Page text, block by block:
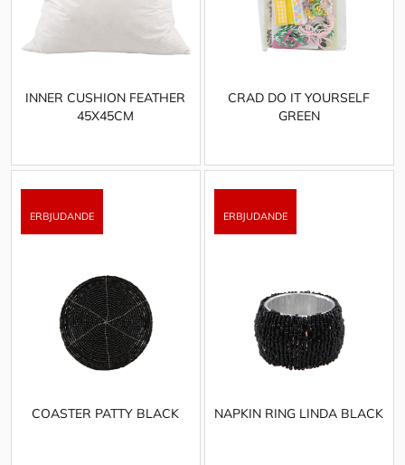
INNER CUSHION FEATHER
45X45CM
CRAD DO IT YOURSELF
GREEN
COASTER PATTY BLACK NAPKIN RING LINDA BLACK